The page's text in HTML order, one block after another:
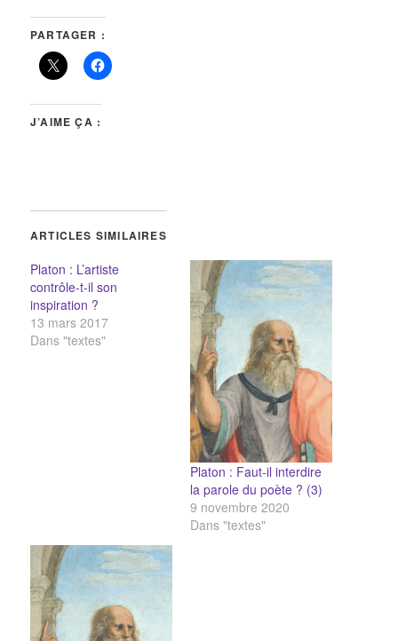
PARTAGER :
J’AIME ÇA :
ARTICLES SIMILAIRES
Platon : L’artiste
contrôle-t-il son
inspiration ?
13 mars 2017
Dans "textes"
Platon : Faut-il interdire
la parole du poète ? (3)
9 novembre 2020
Dans "textes"